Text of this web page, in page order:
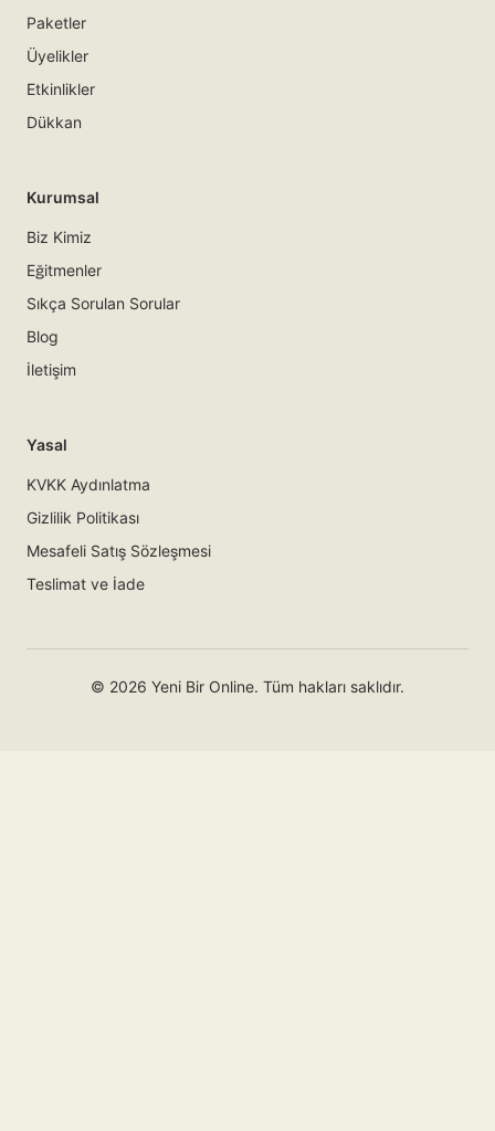
Paketler
Üyelikler
Etkinlikler
Dükkan
Kurumsal
Biz Kimiz
Eğitmenler
Sıkça Sorulan Sorular
Blog
İletişim
Yasal
KVKK Aydınlatma
Gizlilik Politikası
Mesafeli Satış Sözleşmesi
Teslimat ve İade
© 2026 Yeni Bir Online. Tüm hakları saklıdır.